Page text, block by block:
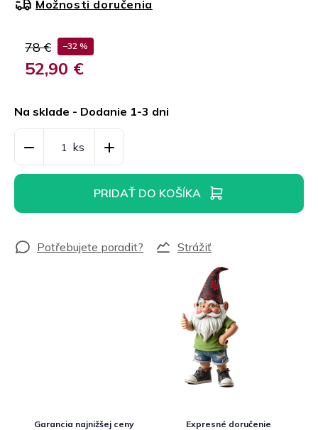
78 € –32 %
52,90 €
cena:
Na sklade - Dodanie 1-3 dni
Možnosti doručenia
PRIDAŤ DO KOŠÍKA
Strážiť
Garancia najnižšej ceny
Expresné doručenie